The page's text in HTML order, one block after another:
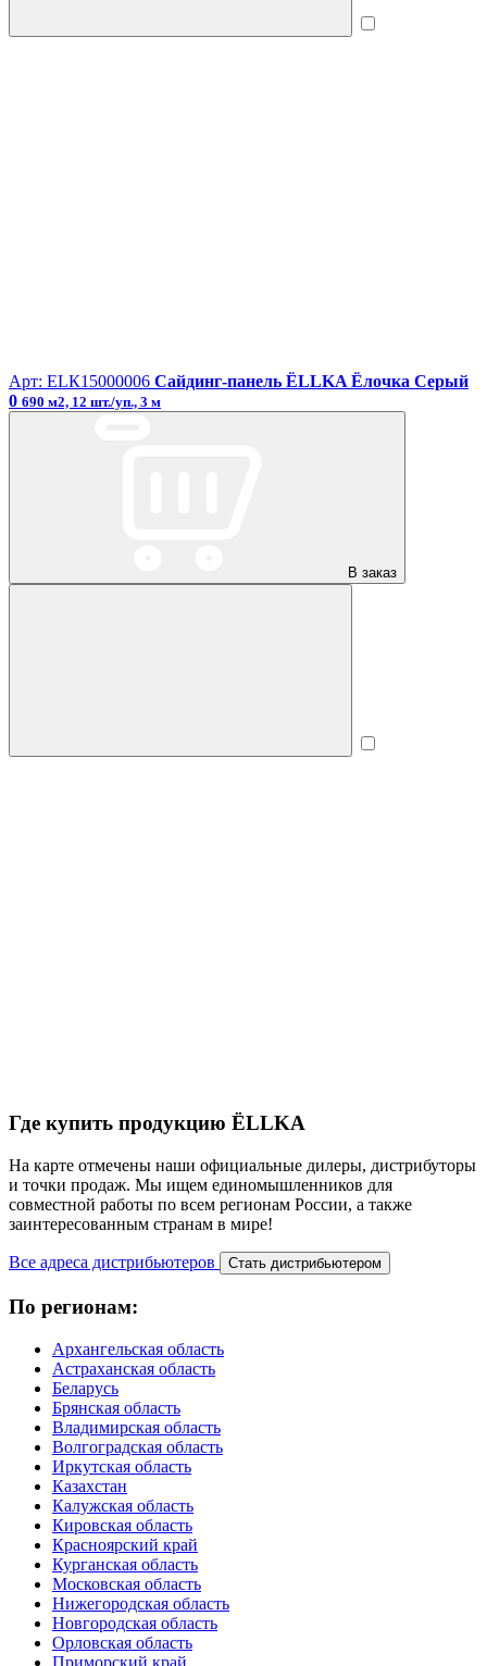
Арт: ЕLК15000006 Сайдинг-панель ЁLLKA Ёлочка Серый
0 690 м2, 12 шт./уп., 3 м
В заказ
Где купить продукцию ЁLLKA
Нa карте отмечены наши официальные дилеры, дистрибуторы
и точки продаж. Мы ищем единомышленников для
совместной работы по всем регионам России, а также
заинтересованным странам в мире!
Все адреса дистрибьютеров Стать дистрибьютером
По регионам:
Архангельская область
Астраханская область
Беларусь
Брянская область
Владимирская область
Волгоградская область
Иркутская область
Казахстан
Калужская область
Кировская область
Красноярский край
Курганская область
Московская область
Нижегородская область
Новгородская область
Орловская область
Приморский край